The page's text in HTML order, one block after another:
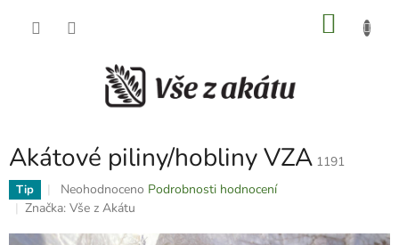
Akátové piliny/hobliny VZA 1191
Tip
Průměrné
hodnocení
je
Neohodnoceno Podrobnosti hodnocení
Značka: Vše z Akátu